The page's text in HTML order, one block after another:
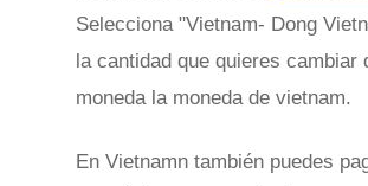
Selecciona "Vietnam- Dong
la cantidad que quieres cambiar
moneda la moneda de vietnam.
En Vietnamn también puedes